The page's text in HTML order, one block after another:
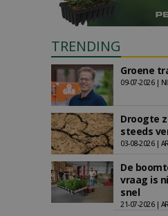
TRENDING
Groene
09-07-2026 |
Droogte
steeds
03-08-2026 |
De
vraag is
snel
21-07-2026 |